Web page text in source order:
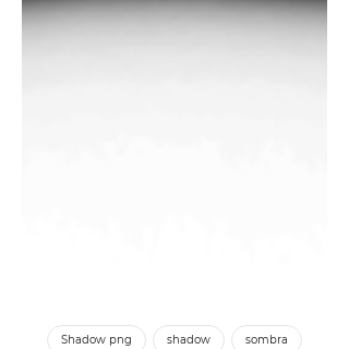
Shadow png shadow sombra